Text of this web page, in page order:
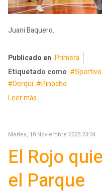
Juani Baquero.
Publicado en Primera
Etiquetado como
Derqui
Pinocho
Leer más ...
Martes, 18 Noviembre 2025 23:34
El Rojo
el Parque